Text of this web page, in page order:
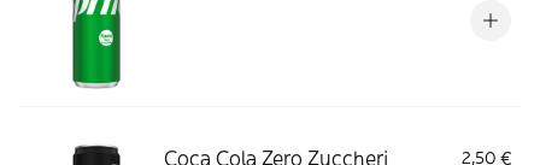
Coca Cola Zero Zuccheri 2,50 €